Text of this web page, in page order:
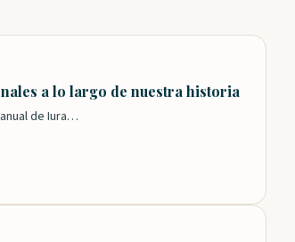
a lo largo de nuestra historia
de Iura…